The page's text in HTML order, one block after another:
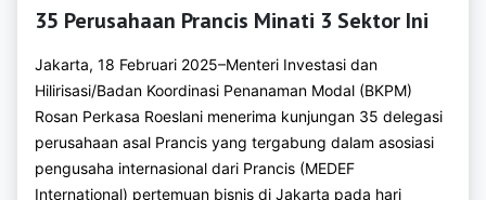
https://bkpmponorogo.org
https://bkpmprobolinggo.org
https://bkpmsampang.org
https://bkpmsidoarjo.org
https://bkpmsitubondo.org
35 Perusahaan Prancis Minati 3 Sektor Ini
Jakarta, 18 Februari 2025–Menteri Investasi dan
Hilirisasi/Badan Koordinasi Penanaman Modal (BKPM)
Rosan Perkasa Roeslani menerima kunjungan 35 delegasi
perusahaan asal Prancis yang tergabung dalam asosiasi
pengusaha internasional dari Prancis (MEDEF
International) pertemuan bisnis di Jakarta pada hari